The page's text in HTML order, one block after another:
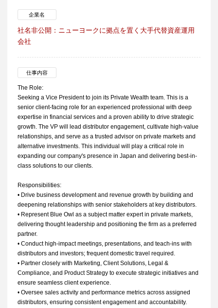
企業名
社名非公開：ニューヨークに拠点を置く大手代替資産運用
会社
仕事内容
The Role:
Seeking a Vice President to join its Private Wealth team. This is a
senior client-facing role for an experienced professional with deep
expertise in financial services and a proven ability to drive strategic
growth. The VP will lead distributor engagement, cultivate high-value
relationships, and serve as a trusted advisor on private markets and
alternative investments. This individual will play a critical role in
expanding our company's presence in Japan and delivering best-in-
class solutions to our clients.
Responsibilities:
• Drive business development and revenue growth by building and
deepening relationships with senior stakeholders at key distributors.
• Represent Blue Owl as a subject matter expert in private markets,
delivering thought leadership and positioning the firm as a preferred
partner.
• Conduct high-impact meetings, presentations, and teach-ins with
distributors and investors; frequent domestic travel required.
• Partner closely with Marketing, Client Solutions, Legal &
Compliance, and Product Strategy to execute strategic initiatives and
ensure seamless client experience.
• Oversee sales activity and performance metrics across assigned
distributors, ensuring consistent engagement and accountability.